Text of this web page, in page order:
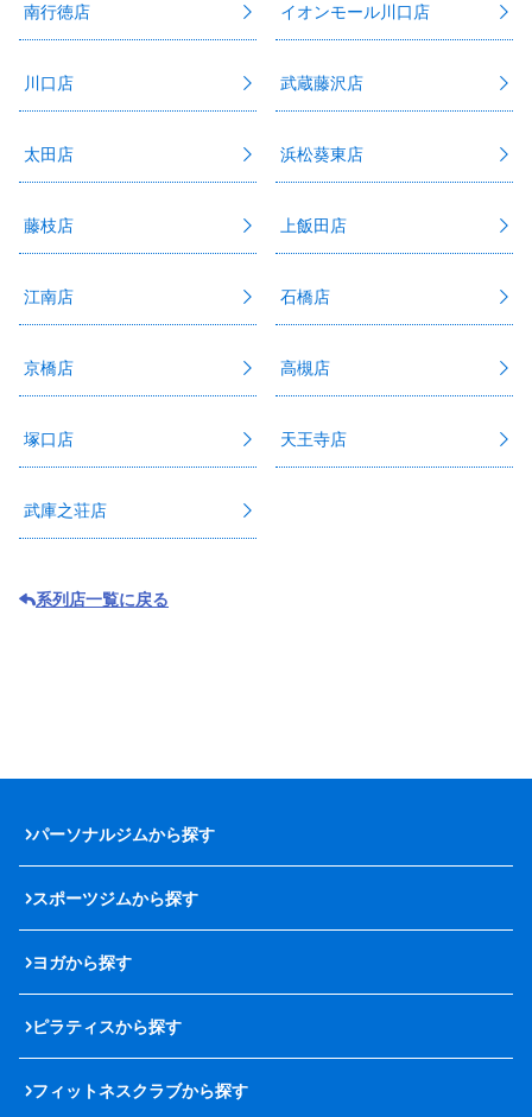
南行徳店 イオンモール川口店
川口店 武蔵藤沢店
太田店 浜松葵東店
藤枝店 上飯田店
江南店 石橋店
京橋店 高槻店
塚口店 天王寺店
武庫之荘店
系列店一覧に戻る
パーソナルジムから探す
スポーツジムから探す
ヨガから探す
ピラティスから探す
フィットネスクラブから探す